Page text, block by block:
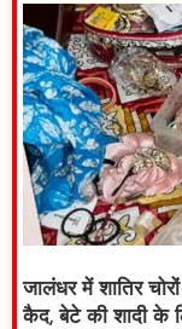
जालंधर में शातिर
कैद, बेटे की शादी के